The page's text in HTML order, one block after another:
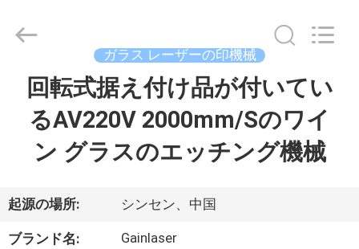
私
2020
Gainlaser
Technology
ガラス レーザーの印機械
回転式据え付け品が付いてい
るAV220V 2000mm/Sのワイ
ン グラスのエッチング機械
起源の場所: シンセン、中国
ブランド名: Gainlaser